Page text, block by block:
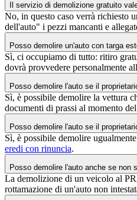
Il servizio di demolizione gratuito
No, in questo caso verrà richiesto
dell'auto" i pezzi mancanti e
Posso demolire un'auto con targa
Sì, ci occupiamo di tutto: ritiro
dovrà provvedere personalmente
Posso demolire l'auto se il
Sì, è possibile demolire la vettura
documenti di prassi al momento
Posso demolire l'auto se il
Sì, è possibile demolire
eredi con rinuncia.
Posso demolire l'auto anche se non
La demolizione di un veicolo al
rottamazione di un'auto non